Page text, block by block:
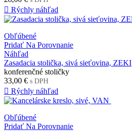
 Rýchly náhľad
Obľúbené
Pridať Na Porovnanie
Náhľad
Zasadacia stolička, sivá sieťovina, ZEKI
konferenčné stoličky
33,00 € s DPH
 Rýchly náhľad
Obľúbené
Pridať Na Porovnanie